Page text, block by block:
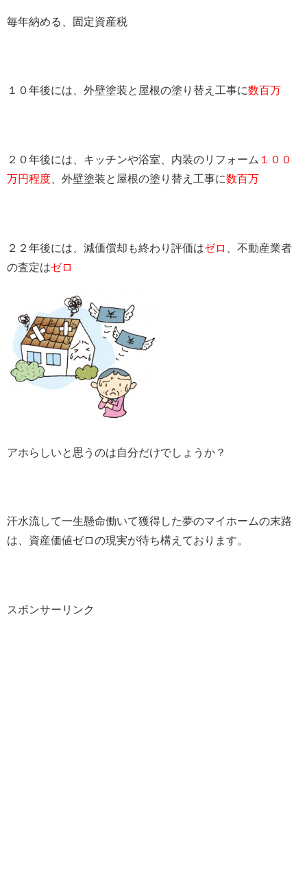
毎年納める、固定資産税
１０年後には、外壁塗装と屋根の塗り替え工事に数百万
２０年後には、キッチンや浴室、内装のリフォーム １００
万円程度 、外壁塗装と屋根の塗り替え工事に数百万
２２年後には、減価償却も終わり評価はゼロ
、不動産業者
の査定はゼロ
アホらしいと思うのは自分だけでしょうか？
汗水流して一生懸命働いて獲得した夢のマイホームの末路
は、資産価値ゼロの現実が待ち構えております。
スポンサーリンク